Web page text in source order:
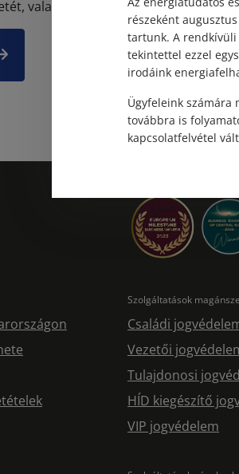
valamint a szak...
Szolgáltatások
Családi
Vezetői
Tulajdonosi
HÍD kiegészítő
VIP jogvédelem
részeként
tartunk. A
tekintettel ezzel
irodáink
Ügyfeleink
továbbra is
kapcsolatfelvétel